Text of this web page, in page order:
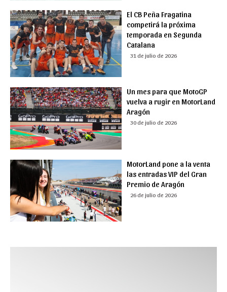
El CB Peña Fragatina
competirá la próxima
temporada en Segunda
Catalana
31 de julio de 2026
Un mes para que MotoGP
vuelva a rugir en MotorLand
Aragón
30 de julio de 2026
MotorLand pone a la venta
las entradas VIP del Gran
Premio de Aragón
26 de julio de 2026